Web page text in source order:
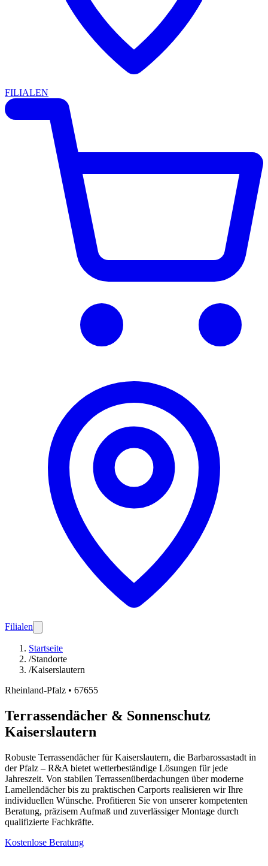
FILIALEN
Filialen
Startseite
/Standorte
/Kaiserslautern
Rheinland-Pfalz • 67655
Terrassendächer & Sonnenschutz
Kaiserslautern
Robuste Terrassendächer für Kaiserslautern, die Barbarossastadt in
der Pfalz – R&A bietet wetterbeständige Lösungen für jede
Jahreszeit. Von stabilen Terrassenüberdachungen über moderne
Lamellendächer bis zu praktischen Carports realisieren wir Ihre
individuellen Wünsche. Profitieren Sie von unserer kompetenten
Beratung, präzisem Aufmaß und zuverlässiger Montage durch
qualifizierte Fachkräfte.
Kostenlose Beratung